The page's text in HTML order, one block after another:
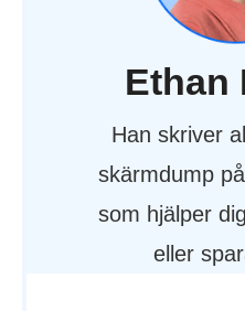
Ethan
Han skriver
skärmdump
som hjälper
eller